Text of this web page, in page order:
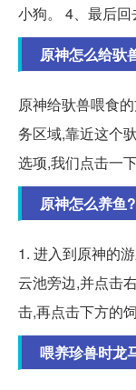
小狗。 4、最后回
原神怎么给驮
原神给驮兽喂食
务区域,靠近这个
选项,我们点击一
原神怎么养鱼?
1. 进入到原神的
云池旁边,并点击
击,再点击下方的
喂养珍兽时龙